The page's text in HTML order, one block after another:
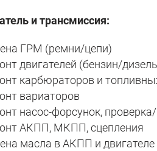
и трансмиссия:
ГРМ (ремни/цепи)
двигателей (бензин/
карбюраторов и
вариаторов
насос-форсунок,
АКПП, МКПП, сцепления
масла в АКПП и